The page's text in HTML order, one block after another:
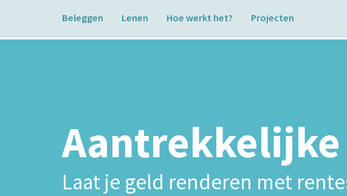
Beleggen Lenen Hoe werkt het? Projecten
Laat je geld renderen met